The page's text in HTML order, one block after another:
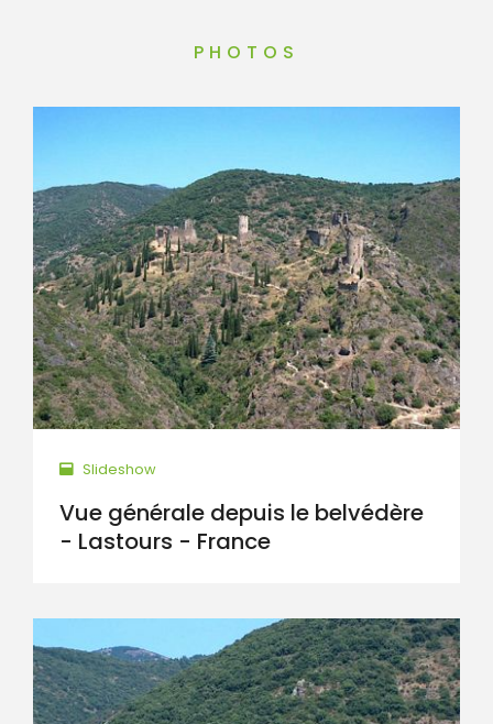
PHOTOS
Slideshow
Vue générale depuis le belvédère
- Lastours - France